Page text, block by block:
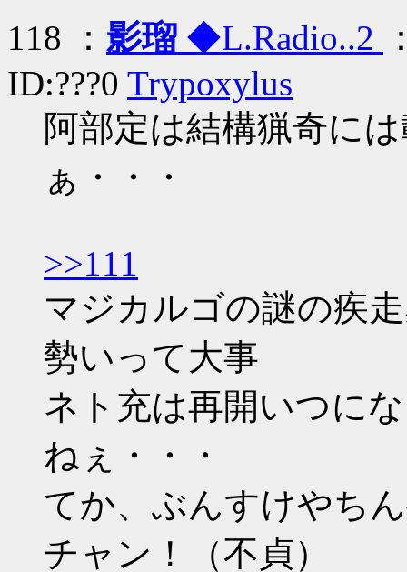
118 ： 影瑠 ◆L.Radio..2
ID:???0 Trypoxylus
阿部定は結構猟奇に
ぁ・・・
>>111
マジカルゴの謎の疾
勢いって大事
ネト充は再開いつに
ねぇ・・・
てか、ぶんすけやち
チャン！（不貞）